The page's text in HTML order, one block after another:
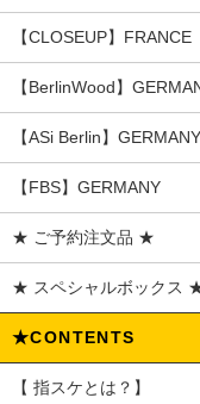
【CLOSEUP】FRANCE
【BerlinWood】
【ASi Berlin】GERMANY
【FBS】GERMANY
★ ご予約注文品 ★
★ スペシャルボックス
★CONTENTS
【 指スケとは？】